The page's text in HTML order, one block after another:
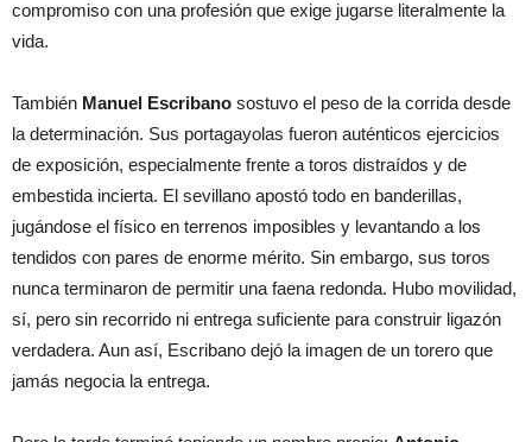
compromiso con una profesión que exige jugarse literalmente la
vida.
También Manuel Escribano sostuvo el peso de la corrida desde
la determinación. Sus portagayolas fueron auténticos ejercicios
de exposición, especialmente frente a toros distraídos y de
embestida incierta. El sevillano apostó todo en banderillas,
jugándose el físico en terrenos imposibles y levantando a los
tendidos con pares de enorme mérito. Sin embargo, sus toros
nunca terminaron de permitir una faena redonda. Hubo movilidad,
sí, pero sin recorrido ni entrega suficiente para construir ligazón
verdadera. Aun así, Escribano dejó la imagen de un torero que
jamás negocia la entrega.